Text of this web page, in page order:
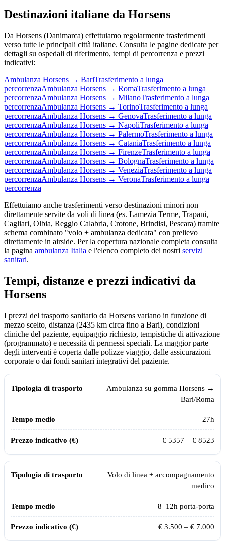
Destinazioni italiane da Horsens
Da Horsens (Danimarca) effettuiamo regolarmente trasferimenti
verso tutte le principali città italiane. Consulta le pagine dedicate per
dettagli su ospedali di riferimento, tempi di percorrenza e prezzi
indicativi:
Ambulanza Horsens → BariTrasferimento a lunga
percorrenzaAmbulanza Horsens → RomaTrasferimento a lunga
percorrenzaAmbulanza Horsens → MilanoTrasferimento a lunga
percorrenzaAmbulanza Horsens → TorinoTrasferimento a lunga
percorrenzaAmbulanza Horsens → GenovaTrasferimento a lunga
percorrenzaAmbulanza Horsens → NapoliTrasferimento a lunga
percorrenzaAmbulanza Horsens → PalermoTrasferimento a lunga
percorrenzaAmbulanza Horsens → CataniaTrasferimento a lunga
percorrenzaAmbulanza Horsens → FirenzeTrasferimento a lunga
percorrenzaAmbulanza Horsens → BolognaTrasferimento a lunga
percorrenzaAmbulanza Horsens → VeneziaTrasferimento a lunga
percorrenzaAmbulanza Horsens → VeronaTrasferimento a lunga
percorrenza
Effettuiamo anche trasferimenti verso destinazioni minori non
direttamente servite da voli di linea (es. Lamezia Terme, Trapani,
Cagliari, Olbia, Reggio Calabria, Crotone, Brindisi, Pescara) tramite
schema combinato "volo + ambulanza dedicata" con prelievo
direttamente in airside. Per la copertura nazionale completa consulta
la pagina ambulanza Italia e l'elenco completo dei nostri servizi
sanitari.
Tempi, distanze e prezzi indicativi da
Horsens
I prezzi del trasporto sanitario da Horsens variano in funzione di
mezzo scelto, distanza (2435 km circa fino a Bari), condizioni
cliniche del paziente, equipaggio richiesto, tempistiche di attivazione
(programmato) e necessità di permessi speciali. La maggior parte
degli interventi è coperta dalle polizze viaggio, dalle assicurazioni
corporate o dai fondi sanitari integrativi del paziente.
Tempi, distanze e prezzi indicativi per il trasporto sanitario da
Horsens
Tipologia di trasporto
Ambulanza su gomma Horsens →
Bari/Roma
27h
€ 5357 – € 8523
Volo di linea + accompagnamento
medico
8–12h porta-porta
€ 3.500 – € 7.000